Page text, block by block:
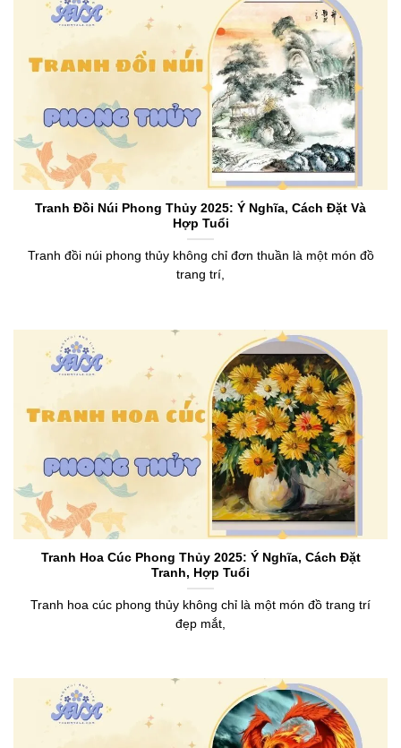
Tranh Đồi Núi Phong Thủy 2025: Ý Nghĩa, Cách Đặt Và
Hợp Tuổi
Tranh đồi núi phong thủy không chỉ đơn thuần là một món đồ
trang trí,
Tranh Hoa Cúc Phong Thủy 2025: Ý Nghĩa, Cách Đặt
Tranh, Hợp Tuổi
Tranh hoa cúc phong thủy không chỉ là một món đồ trang trí
đẹp mắt,